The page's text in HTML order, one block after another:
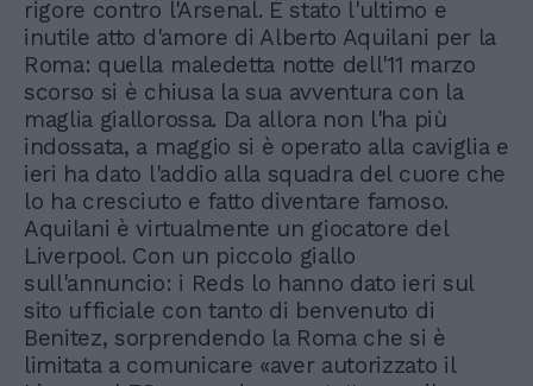
rigore contro l'Arsenal. È stato l'ultimo e
inutile atto d'amore di Alberto Aquilani per la
Roma: quella maledetta notte dell'11 marzo
scorso si è chiusa la sua avventura con la
maglia giallorossa. Da allora non l'ha più
indossata, a maggio si è operato alla caviglia e
ieri ha dato l'addio alla squadra del cuore che
lo ha cresciuto e fatto diventare famoso.
Aquilani è virtualmente un giocatore del
Liverpool. Con un piccolo giallo
sull'annuncio: i Reds lo hanno dato ieri sul
sito ufficiale con tanto di benvenuto di
Benitez, sorprendendo la Roma che si è
limitata a comunicare «aver autorizzato il